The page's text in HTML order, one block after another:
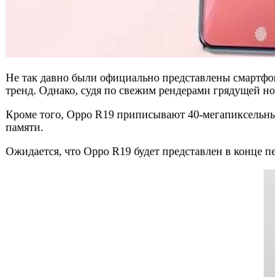
Не так давно были официально представлены
тренд. Однако, судя по свежим рендерами грядущей
Кроме того, Oppo R19 приписывают 40-
памяти.
Ожидается, что Oppo R19 будет представлен в конце